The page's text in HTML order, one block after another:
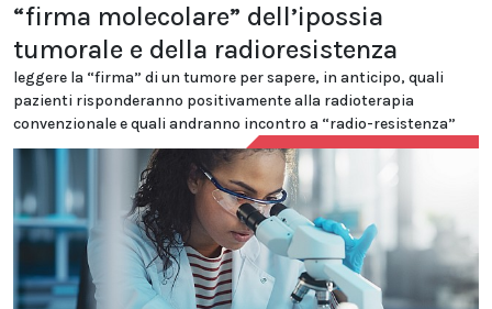
“firma molecolare” dell’ipossia
tumorale e della radioresistenza
leggere la “firma” di un tumore per sapere, in anticipo, quali
pazienti risponderanno positivamente alla radioterapia
convenzionale e quali andranno incontro a “radio-resistenza”